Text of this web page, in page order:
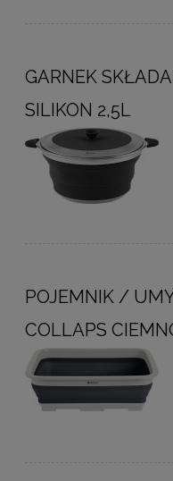
GARNEK
SILIKON 2,5L
POJEMNIK /
COLLAPS